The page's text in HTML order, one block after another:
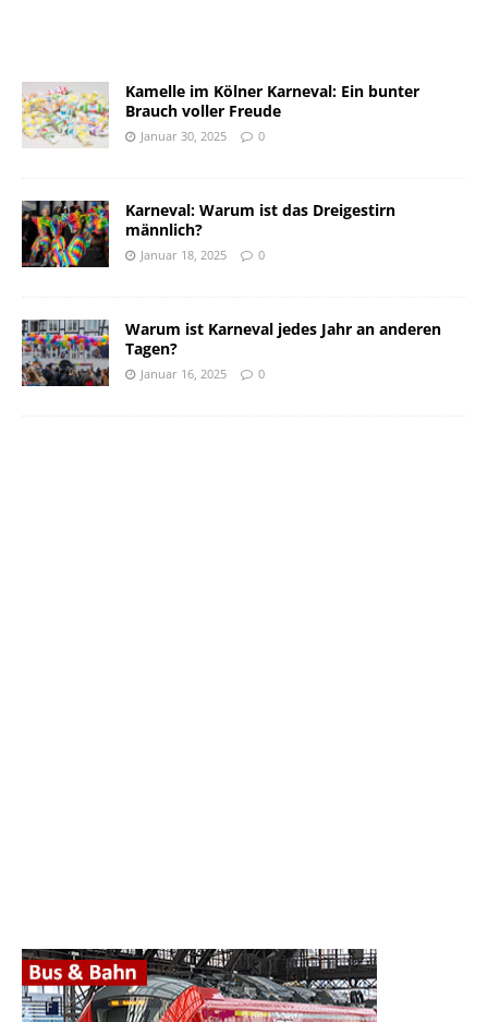
Kamelle im Kölner Karneval: Ein bunter
Brauch voller Freude
Januar 30, 2025 0
Karneval: Warum ist das Dreigestirn
männlich?
Januar 18, 2025 0
Warum ist Karneval jedes Jahr an anderen
Tagen?
Januar 16, 2025 0